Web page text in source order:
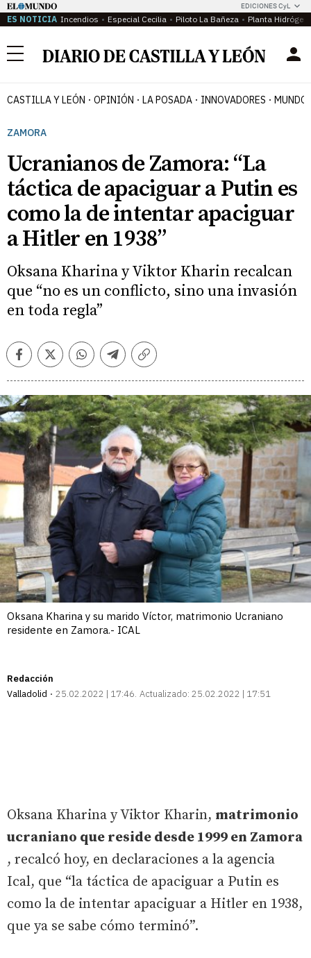
EDICIONES CyL
ES NOTICIA Incendios Especial Cecilia Piloto La Bañeza Planta
Menú
CASTILLA Y LEÓN OPINIÓN LA POSADA INNOVADORES MUNDO
ZAMORA
Ucranianos de Zamora: “La
táctica de apaciguar a Putin es
como la de intentar apaciguar
a Hitler en 1938”
Oksana Kharina y Viktor Kharin recalcan
que “no es un conflicto, sino una invasión
en toda regla”
FacebookTwitterWhatsappTelegramCopiar
Oksana Kharina y su marido Víctor, matrimonio Ucraniano
residente en Zamora.- ICAL
Redacción
Valladolid
25.02.2022 | 17:46 Actualizado: 25.02.2022 | 17:51
Oksana Kharina y Viktor Kharin, matrimonio
ucraniano que reside desde 1999 en Zamora
, recalcó hoy, en declaraciones a la agencia
Ical, que “la táctica de apaciguar a Putin es
como la de intentar apaciguar a Hitler en 1938,
que ya se sabe cómo terminó”.